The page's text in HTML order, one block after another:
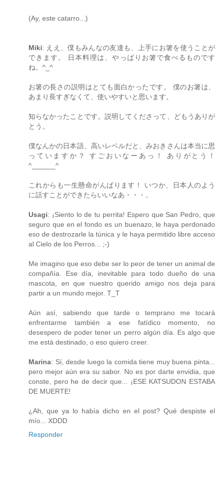
(Ay, este catarro...)
Miki: ええ、僕もみんなの友達も、上手にお箸を使うことが
できます。 日本料理は、やっぱりお箸で食べるものです
ね。^_^
お箸の長さの説明はとても面白かったです。 僕のお箸は、
あまり長すぎなくて、使いやすいと思います。
知らなかったことです。説明してくださって、どもうありが
とう。
僕なんかの日本語、高いレベルだと、みおきさんは本当に思
っていますか？ すごおいなーあっ！ ありがとう！
^______^
これからも一生懸命がんばります！ いつか、日本人のよう
に話すことができたらいいなあ・・・。
Usagi: ¡Siento lo de tu perrita! Espero que San Pedro, que
seguro que en el fondo es un buenazo, le haya perdonado
eso de destrozarle la túnica y le haya permitido libre acceso
al Cielo de los Perros... ;-)
Me imagino que eso debe ser lo peor de tener un animal de
compañía. Ese día, inevitable para todo dueño de una
mascota, en que nuestro querido amigo nos deja para
partir a un mundo mejor. T_T
Aún así, sabiendo que tarde o temprano me tocará
enfrentarme también a ese fatídico momento, no
desespero de poder tener un perro algún día. Es algo que
me está destinado, o eso quiero creer.
Marina: Sí, desde luego la comida tiene muy buena pinta...
pero mejor aún era su sabor. No es por darte envidia, que
conste, pero he de decir que... ¡ESE KATSUDON ESTABA
DE MUERTE!
¿Ah, que ya lo había dicho en el post? Qué despiste el
mío... XDDD
Responder